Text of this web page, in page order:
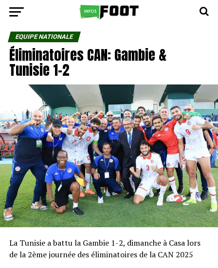
EQUIPE NATIONALE
Éliminatoires CAN: Gambie &
Tunisie 1-2
La Tunisie a battu la Gambie 1-2, dimanche à Casa lors
de la 2ème journée des éliminatoires de la CAN 2025